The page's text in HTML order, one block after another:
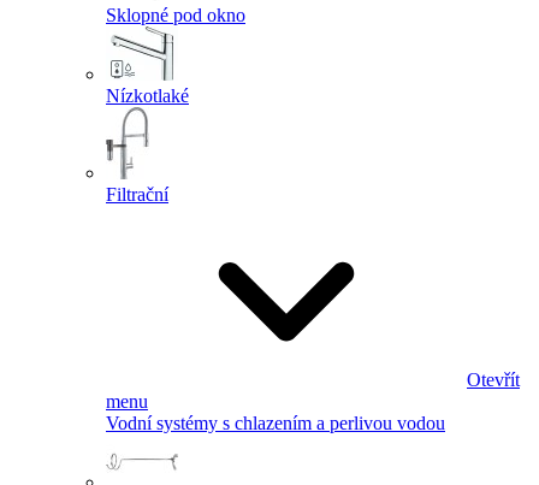
Sklopné pod okno
Nízkotlaké
Filtrační
Otevřít
menu
Vodní systémy s chlazením a perlivou vodou